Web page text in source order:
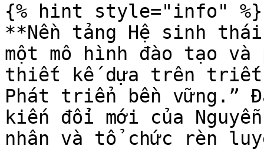
{% hint style="info" %}
**Nền tảng Hệ sinh
một mô hình đào tạo
thiết kế dựa trên triết
Phát triển bền vững.”
kiến đổi mới của
nhân và tổ chức rèn